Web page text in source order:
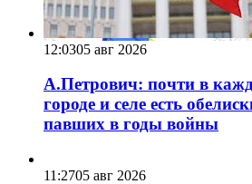
12:0305 авг 2026
А.Петрович: почти в
городе и селе есть
павших в годы войны
11:2705 авг 2026